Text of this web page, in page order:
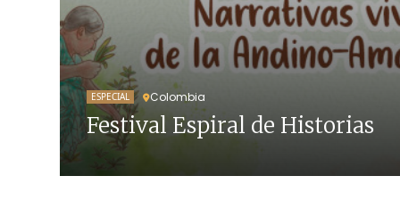
ESPECIAL Colombia
Festival Espiral de Historias